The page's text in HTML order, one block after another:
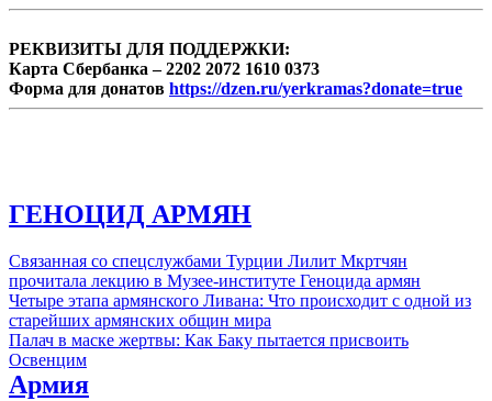
РЕКВИЗИТЫ ДЛЯ ПОДДЕРЖКИ:
Карта Сбербанка – 2202 2072 1610 0373
Форма для донатов https://dzen.ru/yerkramas?donate=true
ГЕНОЦИД АРМЯН
Связанная со спецслужбами Турции Лилит Мкртчян
прочитала лекцию в Музее-институте Геноцида армян
Четыре этапа армянского Ливана: Что происходит с одной из
старейших армянских общин мира
Палач в маске жертвы: Как Баку пытается присвоить
Освенцим
Армия